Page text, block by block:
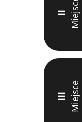
II Miejsce
III Miejsce